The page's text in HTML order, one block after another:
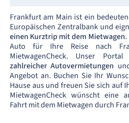
Frankfurt am Main ist ein
Europäischen Zentralbank und
einen Kurztrip mit dem Mietwagen
Auto für Ihre Reise nach
MietwagenCheck. Unser Portal
zahlreicher Autovermietungen
Angebot an. Buchen Sie Ihr
Hause aus und freuen Sie sich auf
MietwagenCheck wünscht eine
Fahrt mit dem Mietwagen durch